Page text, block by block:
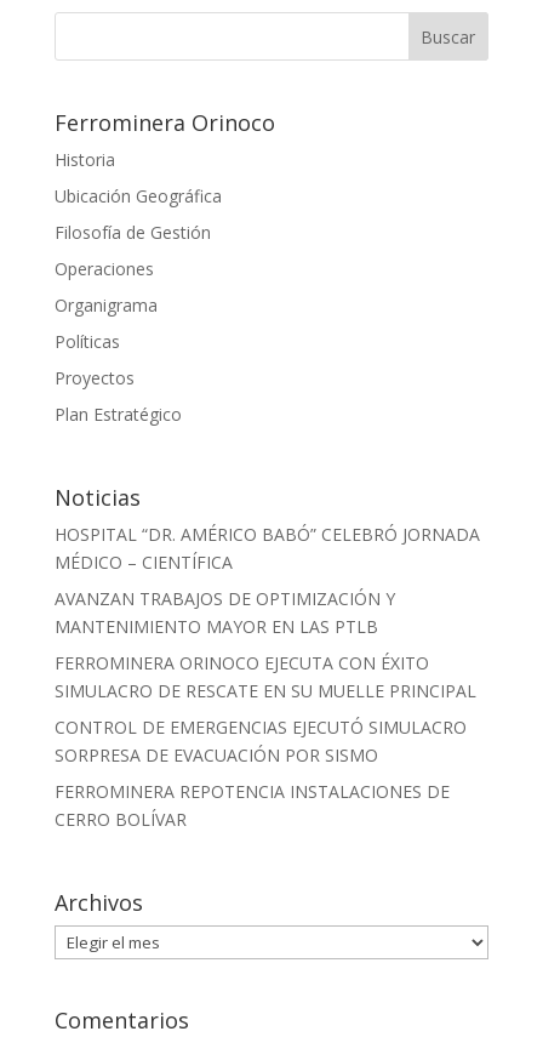
Ferrominera Orinoco
Historia
Ubicación Geográfica
Filosofía de Gestión
Operaciones
Organigrama
Políticas
Proyectos
Plan Estratégico
Noticias
HOSPITAL “DR. AMÉRICO BABÓ” CELEBRÓ JORNADA
MÉDICO – CIENTÍFICA
AVANZAN TRABAJOS DE OPTIMIZACIÓN Y
MANTENIMIENTO MAYOR EN LAS PTLB
FERROMINERA ORINOCO EJECUTA CON ÉXITO
SIMULACRO DE RESCATE EN SU MUELLE PRINCIPAL
CONTROL DE EMERGENCIAS EJECUTÓ SIMULACRO
SORPRESA DE EVACUACIÓN POR SISMO
FERROMINERA REPOTENCIA INSTALACIONES DE
CERRO BOLÍVAR
Archivos
Archivos
Comentarios